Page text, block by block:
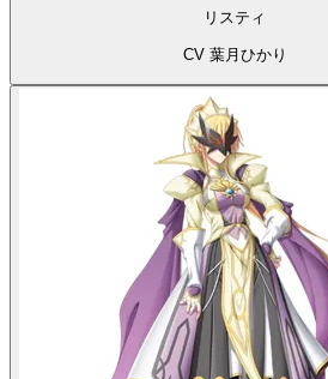
リスティ
CV 葉月ひかり